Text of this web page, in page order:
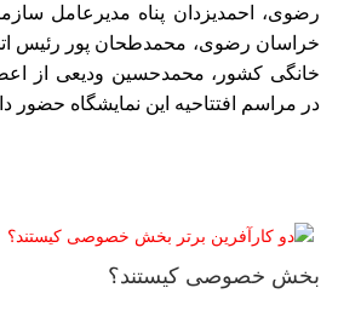
رضوی، احمدیزدان پناه مدیرعامل
خراسان رضوی، محمدطحان پور رئیس
خانگی کشور، محمدحسین ودیعی از
در مراسم افتتاحیه این نمایشگاه حضور
بخش خصوصی کیستند؟